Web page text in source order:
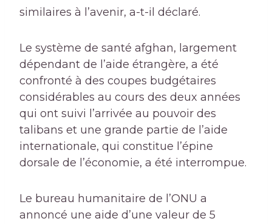
similaires à l’avenir, a-t-il déclaré.
Le système de santé afghan, largement
dépendant de l’aide étrangère, a été
confronté à des coupes budgétaires
considérables au cours des deux années
qui ont suivi l’arrivée au pouvoir des
talibans et une grande partie de l’aide
internationale, qui constitue l’épine
dorsale de l’économie, a été interrompue.
Le bureau humanitaire de l’ONU a
annoncé une aide d’une valeur de 5